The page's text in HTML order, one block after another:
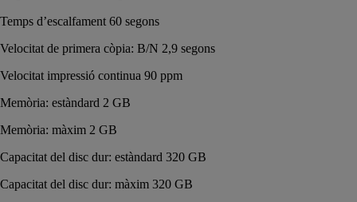
Temps d’escalfament 60 segons
Velocitat de primera còpia: B/N 2,9 segons
Velocitat impressió continua 90 ppm
Memòria: estàndard 2 GB
Memòria: màxim 2 GB
Capacitat del disc dur: estàndard 320 GB
Capacitat del disc dur: màxim 320 GB